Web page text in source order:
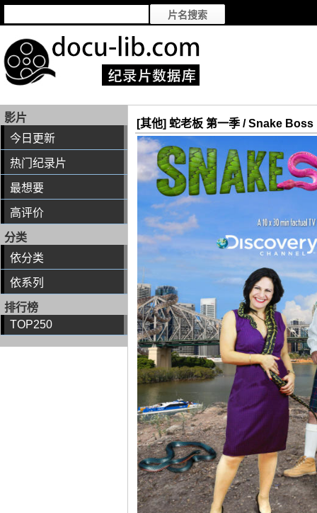
影片
今日更新
热门纪录片
最想要
高评价
分类
依分类
依系列
排行榜
TOP250
[其他] 蛇老板 第一季 / Snake Boss